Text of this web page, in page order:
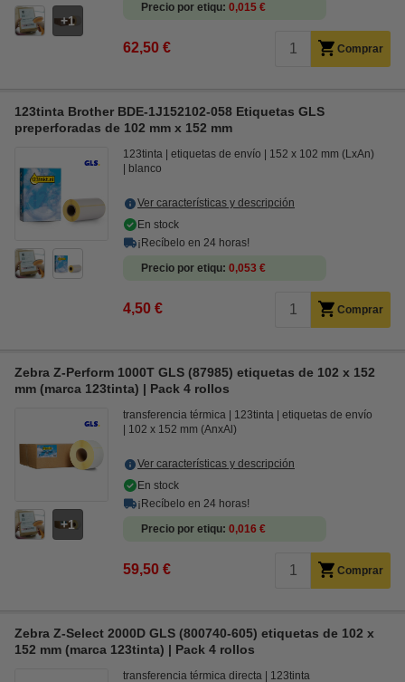
1
Precio por etiqu 0,015 €
62,50 € Comprar
123tinta Brother BDE-1J152102-058 Etiquetas GLS
preperforadas de 102 mm x 152 mm
123tinta etiquetas de envío
152 x 102 mm (LxAn)
blanco
Ver características y descripción
En stock
¡Recíbelo en 24 horas!
Precio por etiqu 0,053 €
4,50 € Comprar
Zebra Z-Perform 1000T GLS (87985) etiquetas de 102 x 152
mm (marca 123tinta) | Pack 4 rollos
1
transferencia térmica 123tinta
etiquetas de envío
102 x 152 mm (AnxAl)
Ver características y descripción
En stock
¡Recíbelo en 24 horas!
Precio por etiqu 0,016 €
59,50 € Comprar
Zebra Z-Select 2000D GLS (800740-605) etiquetas de 102 x
152 mm (marca 123tinta) | Pack 4 rollos
transferencia térmica directa 123tinta